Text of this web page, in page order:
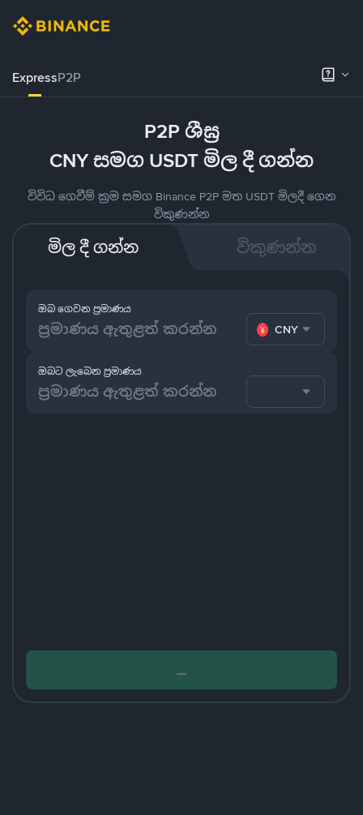
ExpressP2P
P2P ශීඝ්‍ර
CNY සමග USDT මිල දී ගන්න
විවිධ ගෙවීම් ක්‍රම සමග Binance P2P මත USDT මිලදී ගෙන
විකුණන්න
මිල දී ගන්න විකුණන්න
ඔබ ගෙවන ප්‍රමාණය
CNY
ඔබට ලැබෙන ප්‍රමාණය